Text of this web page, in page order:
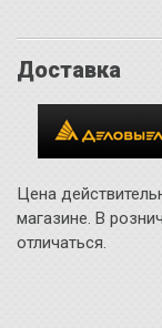
Доставка
Цена
магазине. В
отличаться.